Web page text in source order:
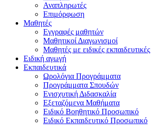
Αναπληρωτές
Επιμόρφωση
Μαθητές
Εγγραφές μαθητών
Μαθητικοί Διαγωνισμοί
Μαθητές με ειδικές
Ειδική αγωγή
Εκπαιδευτικά
Ωρολόγια Προγράμματα
Προγράμματα Σπουδών
Ενισχυτική Διδασκαλία
Εξεταζόμενα Μαθήματα
Ειδικό Βοηθητικό Προσωπικό
Ειδικό Εκπαιδευτικό Προσωπικό